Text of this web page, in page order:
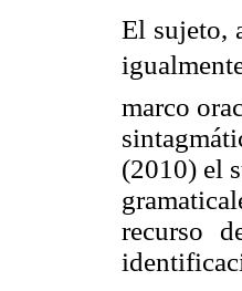
El sujeto,
marco
(2010) el
recurso